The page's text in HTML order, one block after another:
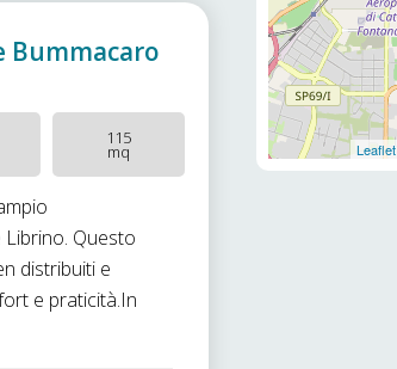
Bummacaro
115
mq
Questo
distribuiti e
e praticità.In
Leaflet